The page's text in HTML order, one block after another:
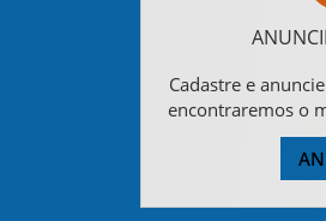
Cadastre e
encontraremos o